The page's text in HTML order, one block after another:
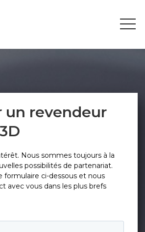
un revendeur
Nous sommes toujours à la
possibilités de partenariat.
formulaire ci-dessous et nous
avec vous dans les plus brefs